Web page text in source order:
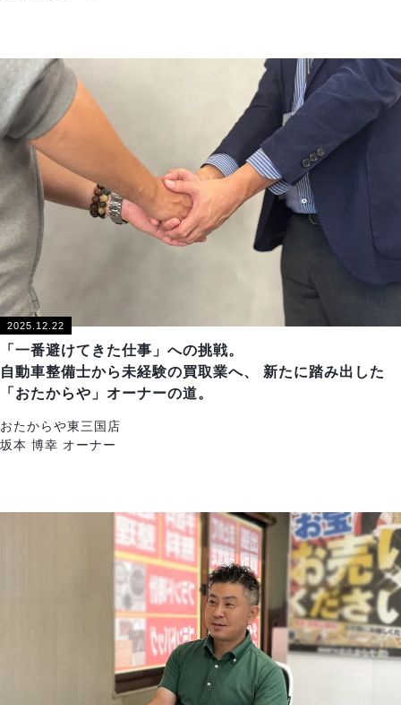
2025.12.22
「一番避けてきた仕事」への挑戦。
自動車整備士から未経験の買取業へ、 新たに踏み出した
「おたからや」オーナーの道。
おたからや東三国店
坂本 博幸 オーナー